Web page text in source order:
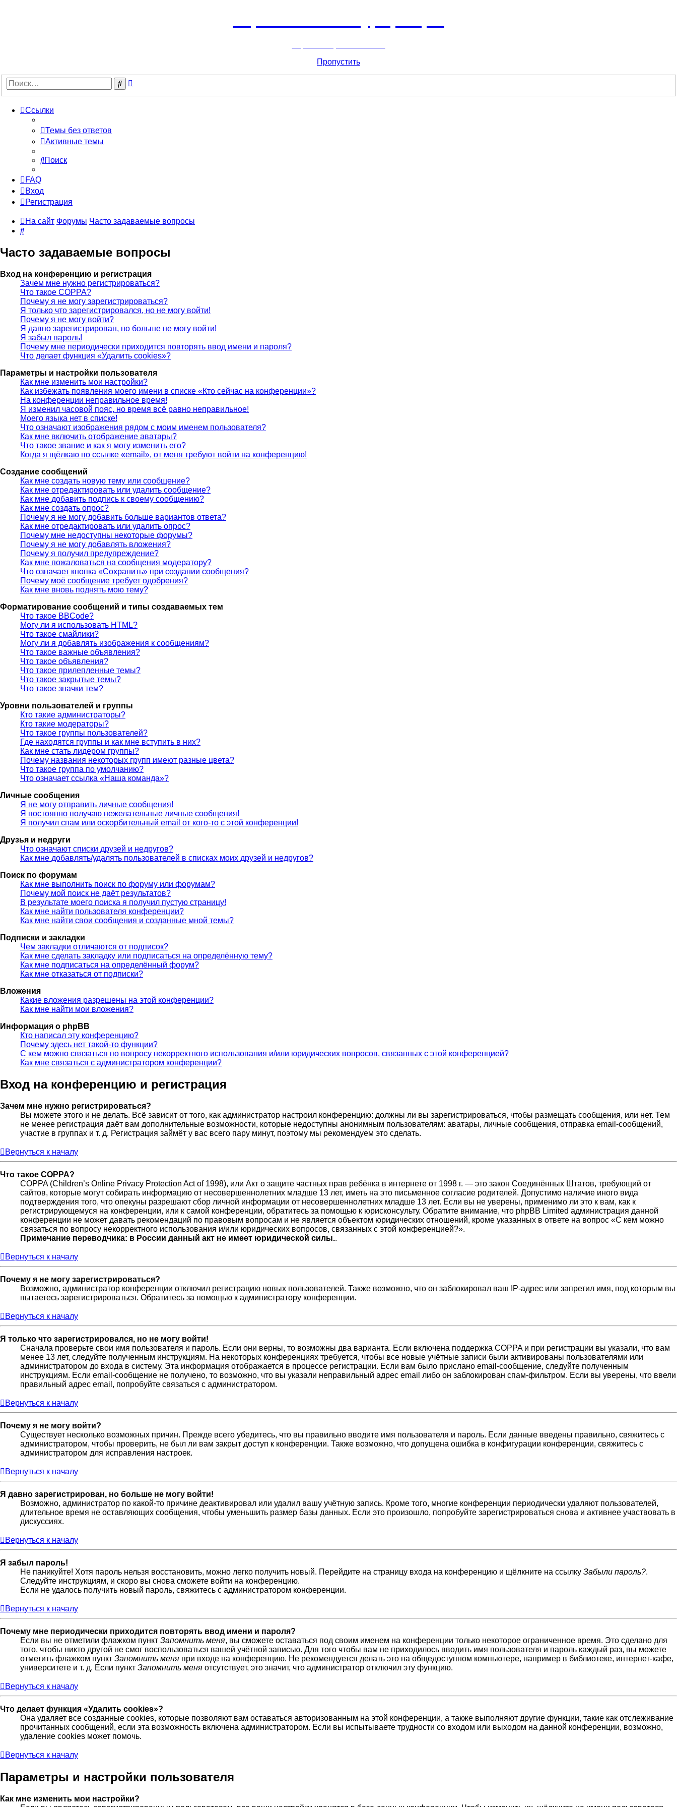
Пропустить
Поиск
Ссылки
Темы без ответов
Активные темы
Поиск
FAQ
Вход
Регистрация
На сайт Форумы Часто задаваемые вопросы
Поиск
Часто задаваемые вопросы
Вход на конференцию и регистрация
Зачем мне нужно регистрироваться?
Что такое COPPA?
Почему я не могу зарегистрироваться?
Я только что зарегистрировался, но не могу войти!
Почему я не могу войти?
Я давно зарегистрирован, но больше не могу войти!
Я забыл пароль!
Почему мне периодически приходится повторять ввод имени и пароля?
Что делает функция «Удалить cookies»?
Параметры и настройки пользователя
Как мне изменить мои настройки?
Как избежать появления моего имени в списке «Кто сейчас на конференции»?
На конференции неправильное время!
Я изменил часовой пояс, но время всё равно неправильное!
Моего языка нет в списке!
Что означают изображения рядом с моим именем пользователя?
Как мне включить отображение аватары?
Что такое звание и как я могу изменить его?
Когда я щёлкаю по ссылке «email», от меня требуют войти на конференцию!
Создание сообщений
Как мне создать новую тему или сообщение?
Как мне отредактировать или удалить сообщение?
Как мне добавить подпись к своему сообщению?
Как мне создать опрос?
Почему я не могу добавить больше вариантов ответа?
Как мне отредактировать или удалить опрос?
Почему мне недоступны некоторые форумы?
Почему я не могу добавлять вложения?
Почему я получил предупреждение?
Как мне пожаловаться на сообщения модератору?
Что означает кнопка «Сохранить» при создании сообщения?
Почему моё сообщение требует одобрения?
Как мне вновь поднять мою тему?
Форматирование сообщений и типы создаваемых тем
Что такое BBCode?
Могу ли я использовать HTML?
Что такое смайлики?
Могу ли я добавлять изображения к сообщениям?
Что такое важные объявления?
Что такое объявления?
Что такое прилепленные темы?
Что такое закрытые темы?
Что такое значки тем?
Уровни пользователей и группы
Кто такие администраторы?
Кто такие модераторы?
Что такое группы пользователей?
Где находятся группы и как мне вступить в них?
Как мне стать лидером группы?
Почему названия некоторых групп имеют разные цвета?
Что такое группа по умолчанию?
Что означает ссылка «Наша команда»?
Личные сообщения
Я не могу отправить личные сообщения!
Я постоянно получаю нежелательные личные сообщения!
Я получил спам или оскорбительный email от кого-то с этой конференции!
Друзья и недруги
Что означают списки друзей и недругов?
Как мне добавлять/удалять пользователей в списках моих друзей и недругов?
Поиск по форумам
Как мне выполнить поиск по форуму или форумам?
Почему мой поиск не даёт результатов?
В результате моего поиска я получил пустую страницу!
Как мне найти пользователя конференции?
Как мне найти свои сообщения и созданные мной темы?
Подписки и закладки
Чем закладки отличаются от подписок?
Как мне сделать закладку или подписаться на определённую тему?
Как мне подписаться на определённый форум?
Как мне отказаться от подписки?
Вложения
Какие вложения разрешены на этой конференции?
Как мне найти мои вложения?
Информация о phpBB
Кто написал эту конференцию?
Почему здесь нет такой-то функции?
С кем можно связаться по вопросу некорректного использования и/или юридических вопросов, связанных с этой конференцией?
Как мне связаться с администратором конференции?
Вход на конференцию и регистрация
Зачем мне нужно регистрироваться?
Вы можете этого и не делать. Всё зависит от того, как администратор настроил конференцию: должны ли вы зарегистрироваться, чтобы размещать сообщения, или нет. Тем
не менее регистрация даёт вам дополнительные возможности, которые недоступны анонимным пользователям: аватары, личные сообщения, отправка email-сообщений,
участие в группах и т. д. Регистрация займёт у вас всего пару минут, поэтому мы рекомендуем это сделать.
Вернуться к началу
Что такое COPPA?
COPPA (Children’s Online Privacy Protection Act of 1998), или Акт о защите частных прав ребёнка в интернете от 1998 г. — это закон Соединённых Штатов, требующий от
сайтов, которые могут собирать информацию от несовершеннолетних младше 13 лет, иметь на это письменное согласие родителей. Допустимо наличие иного вида
подтверждения того, что опекуны разрешают сбор личной информации от несовершеннолетних младше 13 лет. Если вы не уверены, применимо ли это к вам, как к
регистрирующемуся на конференции, или к самой конференции, обратитесь за помощью к юрисконсульту. Обратите внимание, что phpBB Limited администрация данной
конференции не может давать рекомендаций по правовым вопросам и не является объектом юридических отношений, кроме указанных в ответе на вопрос «С кем можно
связаться по вопросу некорректного использования и/или юридических вопросов, связанных с этой конференцией?».
Примечание переводчика: в России данный акт не имеет юридической силы..
Вернуться к началу
Почему я не могу зарегистрироваться?
Возможно, администратор конференции отключил регистрацию новых пользователей. Также возможно, что он заблокировал ваш IP-адрес или запретил имя, под которым вы
пытаетесь зарегистрироваться. Обратитесь за помощью к администратору конференции.
Вернуться к началу
Я только что зарегистрировался, но не могу войти!
Сначала проверьте свои имя пользователя и пароль. Если они верны, то возможны два варианта. Если включена поддержка COPPA и при регистрации вы указали, что вам
менее 13 лет, следуйте полученным инструкциям. На некоторых конференциях требуется, чтобы все новые учётные записи были активированы пользователями или
администратором до входа в систему. Эта информация отображается в процессе регистрации. Если вам было прислано email-сообщение, следуйте полученным
инструкциям. Если email-сообщение не получено, то возможно, что вы указали неправильный адрес email либо он заблокирован спам-фильтром. Если вы уверены, что ввели
правильный адрес email, попробуйте связаться с администратором.
Вернуться к началу
Почему я не могу войти?
Существует несколько возможных причин. Прежде всего убедитесь, что вы правильно вводите имя пользователя и пароль. Если данные введены правильно, свяжитесь с
администратором, чтобы проверить, не был ли вам закрыт доступ к конференции. Также возможно, что допущена ошибка в конфигурации конференции, свяжитесь с
администратором для исправления настроек.
Вернуться к началу
Я давно зарегистрирован, но больше не могу войти!
Возможно, администратор по какой-то причине деактивировал или удалил вашу учётную запись. Кроме того, многие конференции периодически удаляют пользователей,
длительное время не оставляющих сообщения, чтобы уменьшить размер базы данных. Если это произошло, попробуйте зарегистрироваться снова и активнее участвовать в
дискуссиях.
Вернуться к началу
Я забыл пароль!
Не паникуйте! Хотя пароль нельзя восстановить, можно легко получить новый. Перейдите на страницу входа на конференцию и щёлкните на ссылку Забыли пароль?.
Следуйте инструкциям, и скоро вы снова сможете войти на конференцию.
Если не удалось получить новый пароль, свяжитесь с администратором конференции.
Вернуться к началу
Почему мне периодически приходится повторять ввод имени и пароля?
Если вы не отметили флажком пункт Запомнить меня, вы сможете оставаться под своим именем на конференции только некоторое ограниченное время. Это сделано для
того, чтобы никто другой не смог воспользоваться вашей учётной записью. Для того чтобы вам не приходилось вводить имя пользователя и пароль каждый раз, вы можете
отметить флажком пункт Запомнить меня при входе на конференцию. Не рекомендуется делать это на общедоступном компьютере, например в библиотеке, интернет-кафе,
университете и т. д. Если пункт Запомнить меня отсутствует, это значит, что администратор отключил эту функцию.
Вернуться к началу
Что делает функция «Удалить cookies»?
Она удаляет все созданные cookies, которые позволяют вам оставаться авторизованным на этой конференции, а также выполняют другие функции, такие как отслеживание
прочитанных сообщений, если эта возможность включена администратором. Если вы испытываете трудности со входом или выходом на данной конференции, возможно,
удаление cookies может помочь.
Вернуться к началу
Параметры и настройки пользователя
Как мне изменить мои настройки?